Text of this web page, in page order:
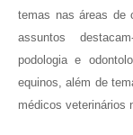
temas nas áreas de
assuntos
podologia e
equinos, além de
médicos veterinários